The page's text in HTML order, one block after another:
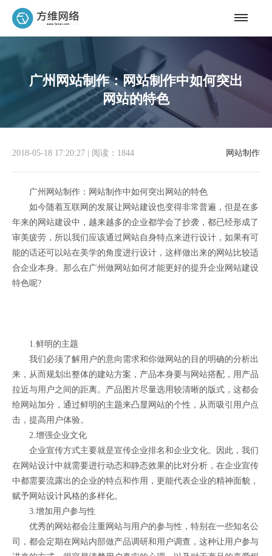
广州网站制作：网站制作中如何突出
网站的特色
网站制作
2018-05-18 17:20:27 阅读：1844
广州网站制作：网站制作中如何突出网站的特色
如今随着互联网的发展让网站建设也变得非常普遍，但是在多
年来的网站建设中，越来越多的企业都学会了抄袭，都已经形成了
审美疲劳，所以我们应该通过网站自身特点来进行设计，如果有可
能的话还可以站在美学的角度进行设计，这样做出来的网站比较适
合企业本身。那么在广州做网站如何才能更好的提升企业网站建设
特色呢?
1.鲜明的主题
我们必须了解用户的意向需求和你做网站的目的明确的分析出
来，从而规划出整体的建站方案，产品本身要与网站搭配，用产品
拉近与用户之间的距离。产品图片尽量选用较清晰的版式，这都会
给网站加分，通过鲜明的主题来凸显网站的个性，从而吸引用户点
击，提高用户体验。
2.增强企业文化
企业宣传方式主要就是宣传企业排名和企业文化。因此，我们
在网站设计中就需要进行动态和静态效果的比对分析，在企业宣传
中都需要流露出的企业的特点和作用，更能代表企业的精神面貌，
赋予网站设计风格的多样化。
3.增加用户参与性
优秀的网站都会注重网站与用户的参与性，特别在一些知名公
司，都会定期在网站内部做产品调研和用户调查，这种让用户参与